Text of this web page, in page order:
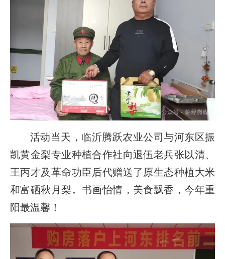
活动当天，临沂腾跃农业公司与河东区振
凯黄金梨专业种植合作社向退伍老兵张以清、
王丙才及革命功臣后代赠送了原生态种植大米
和富硒秋月梨。书画怡情，美食飘香，今年重
阳最温馨！